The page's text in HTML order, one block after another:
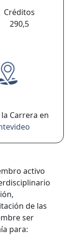
Créditos
290,5
Carrera en
activo
de las
ser
para: